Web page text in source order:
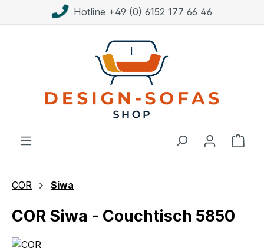
Zum Hauptinhalt springenKostenloser Versand ab 1.000€**
COR Siwa
COR Siwa - Couchtisch 5850